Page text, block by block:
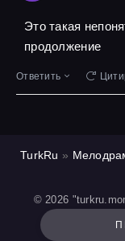
Это такая
продолжение
Ответить
TurkRu »
© 2026